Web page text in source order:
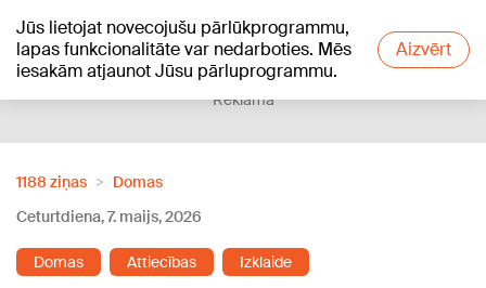
Jūs lietojat novecojušu pārlūkprogrammu,
lapas funkcionalitāte var nedarboties. Mēs
iesakām atjaunot Jūsu pārluprogrammu.
Aizvērt
+13°C
Reklāma
1188 ziņas
Domas
Ceturtdiena, 7. maijs, 2026
Domas Attiecības Izklaide